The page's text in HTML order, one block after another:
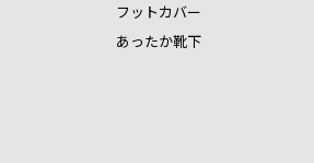
フットカバー
あったか靴下